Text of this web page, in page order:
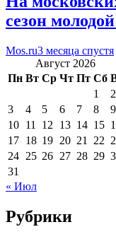
сезон
Mos.ru3 месяца спустя
Август 2026
Пн Вт Ср Чт Пт Сб
1
2
3
4 5 6 7 8
9
10 11 12 13 14 15
17 18 19 20 21 22
24 25 26 27 28 29
31
« Июл
Рубрики